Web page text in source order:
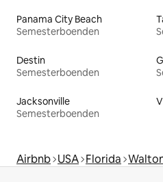
Panama City Beach
Semesterboenden
Destin
Semesterboenden
Jacksonville
Semesterboenden
Airbnb USA Florida